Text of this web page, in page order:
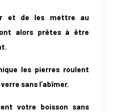
et de les mettre au
alors prêtes à être
les pierres roulent
sans l’abîmer.
votre boisson sans